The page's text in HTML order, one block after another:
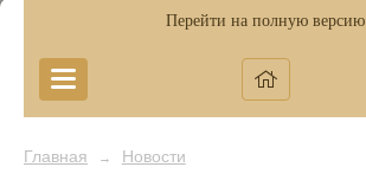
Перейти на полную версию
Главная → Новости